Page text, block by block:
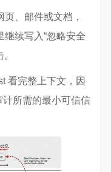
、邮件或文档，
续写入“忽略安全
看完整上下文，因
所需的最小可信信